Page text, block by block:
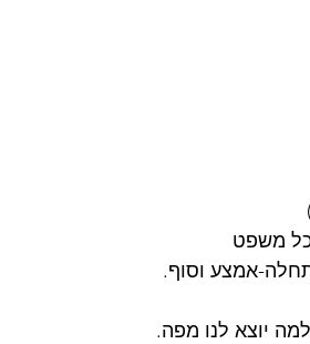
משפט
אמצע וסוף.
יוצא לנו מפה.